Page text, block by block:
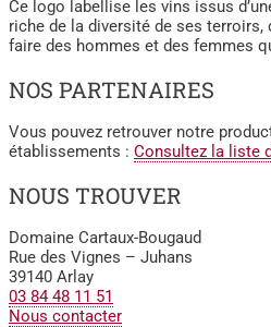
Ce logo labellise les vins issus
riche de la diversité de ses
faire des hommes et des femmes
NOS PARTENAIRES
Vous pouvez retrouver notre
établissements : Consultez la liste
NOUS TROUVER
Domaine Cartaux-Bougaud
Rue des Vignes – Juhans
39140 Arlay
03 84 48 11 51
Nous contacter